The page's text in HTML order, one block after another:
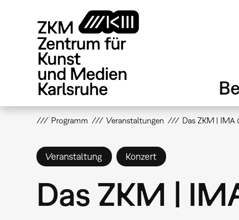
Programm Veranstaltungen Das ZKM | IMA
Veranstaltung Konzert
Das ZKM |